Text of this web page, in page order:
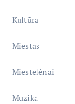
Kultūra
Miestas
Miestelėnai
Muzika